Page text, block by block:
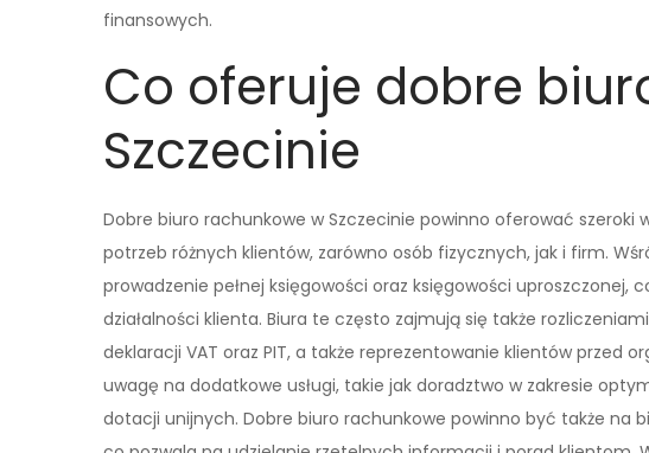
finansowych.
Co oferuje dobre
Szczecinie
Dobre biuro rachunkowe w Szczecinie powinno oferować szeroki
potrzeb różnych klientów, zarówno osób fizycznych, jak i firm.
prowadzenie pełnej księgowości oraz księgowości
działalności klienta. Biura te często zajmują się także
deklaracji VAT oraz PIT, a także reprezentowanie klientów przed
uwagę na dodatkowe usługi, takie jak doradztwo w zakresie
dotacji unijnych. Dobre biuro rachunkowe powinno być także na